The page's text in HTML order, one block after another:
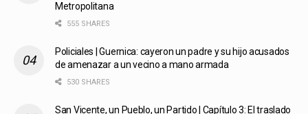
Metropolitana
555 SHARES
Policiales | Guernica: cayeron un padre y su hijo acusados
de amenazar a un vecino a mano armada
530 SHARES
San Vicente, un Pueblo, un Partido | Capítulo 3: El traslado